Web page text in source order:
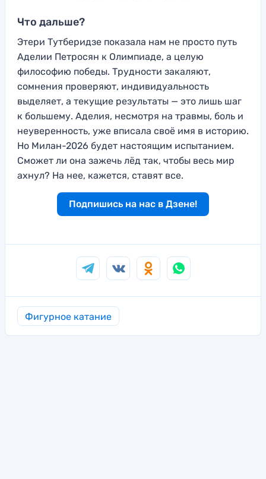
Что дальше?
Этери Тутберидзе показала нам не просто путь
Аделии Петросян к Олимпиаде, а целую
философию победы. Трудности закаляют,
сомнения проверяют, индивидуальность
выделяет, а текущие результаты — это лишь шаг
к большему. Аделия, несмотря на травмы, боль и
неуверенность, уже вписала своё имя в историю.
Но Милан-2026 будет настоящим испытанием.
Сможет ли она зажечь лёд так, чтобы весь мир
ахнул? На нее, кажется, ставят все.
Подпишись на нас в Дзене!
Фигурное катание